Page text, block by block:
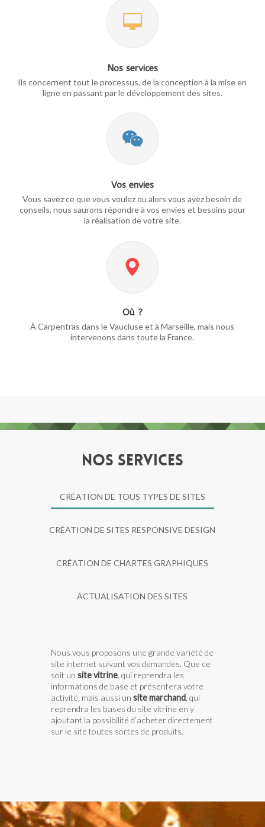
Nos services
Ils concernent tout le processus, de la conception à la mise en
ligne en passant par le développement des sites.
Vos envies
Vous savez ce que vous voulez ou alors vous avez besoin de
conseils, nous saurons répondre à vos envies et besoins pour
la réalisation de votre site.
Où ?
À Carpentras dans le Vaucluse et à Marseille, mais nous
intervenons dans toute la France.
NOS SERVICES
CRÉATION DE TOUS TYPES DE SITES
CRÉATION DE SITES RESPONSIVE DESIGN
CRÉATION DE CHARTES GRAPHIQUES
ACTUALISATION DES SITES
Nous vous proposons une grande variété de
site internet suivant vos demandes. Que ce
soit unsite vitrine , qui reprendra les
informations de base et présentera votre
activité, mais aussi unsite marchand , qui
reprendra les bases du site vitrine en y
ajoutant la possibilité d’acheter directement
sur le site toutes sortes de produits.